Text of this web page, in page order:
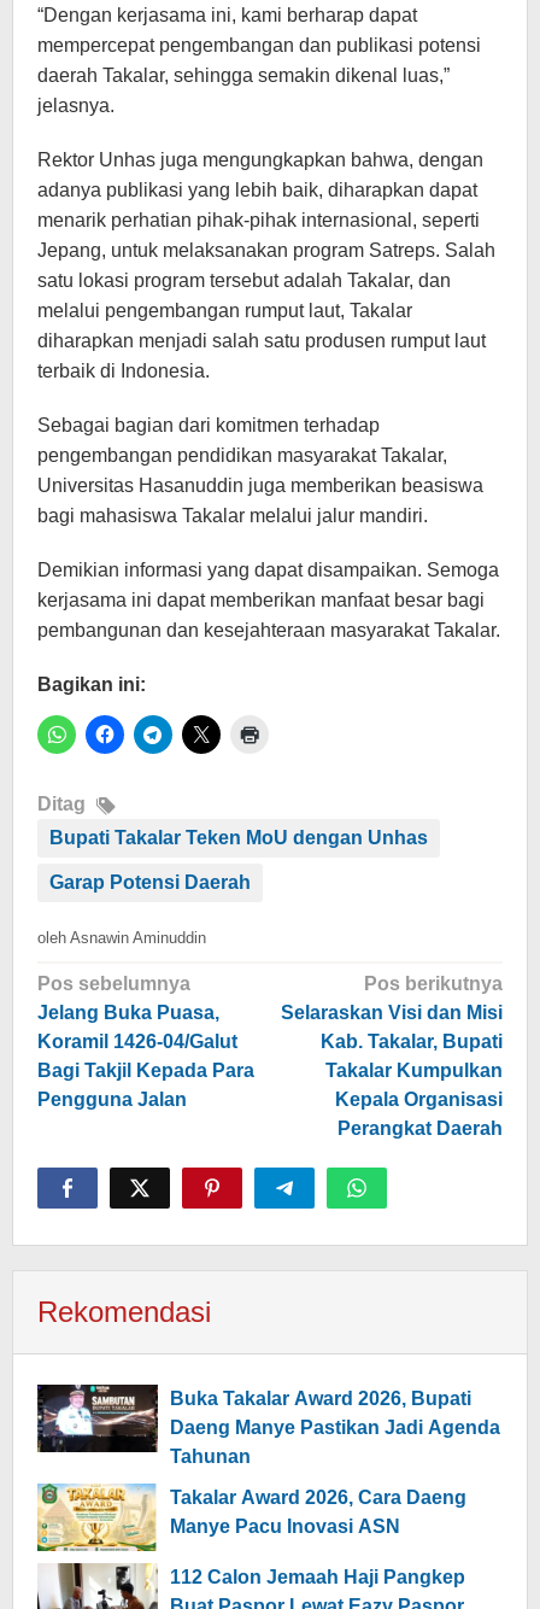
“Dengan kerjasama ini, kami berharap dapat
mempercepat pengembangan dan publikasi potensi
daerah Takalar, sehingga semakin dikenal luas,”
jelasnya.
Rektor Unhas juga mengungkapkan bahwa, dengan
adanya publikasi yang lebih baik, diharapkan dapat
menarik perhatian pihak-pihak internasional, seperti
Jepang, untuk melaksanakan program Satreps. Salah
satu lokasi program tersebut adalah Takalar, dan
melalui pengembangan rumput laut, Takalar
diharapkan menjadi salah satu produsen rumput laut
terbaik di Indonesia.
Sebagai bagian dari komitmen terhadap
pengembangan pendidikan masyarakat Takalar,
Universitas Hasanuddin juga memberikan beasiswa
bagi mahasiswa Takalar melalui jalur mandiri.
Demikian informasi yang dapat disampaikan. Semoga
kerjasama ini dapat memberikan manfaat besar bagi
pembangunan dan kesejahteraan masyarakat Takalar.
Bagikan ini:
Ditag
Bupati Takalar Teken MoU dengan Unhas
Garap Potensi Daerah
oleh Asnawin Aminuddin
Navigasi
pos
Pos sebelumnya
Jelang Buka Puasa,
Koramil 1426-04/Galut
Bagi Takjil Kepada Para
Pengguna Jalan
Pos berikutnya
Selaraskan Visi dan Misi
Kab. Takalar, Bupati
Takalar Kumpulkan
Kepala Organisasi
Perangkat Daerah
Rekomendasi
Buka Takalar Award 2026, Bupati
Daeng Manye Pastikan Jadi Agenda
Tahunan
Takalar Award 2026, Cara Daeng
Manye Pacu Inovasi ASN
112 Calon Jemaah Haji Pangkep